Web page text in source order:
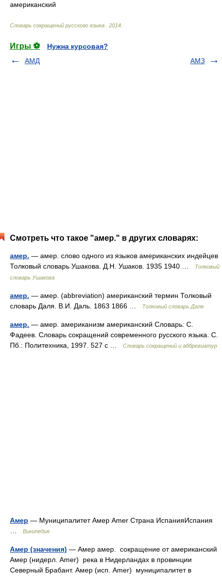
американский
Словарь сокращений русского языка 2014
Игры ⚽
Нужна курсовая?
АМД
АМЗ
Смотреть что такое "амер." в других словарях:
амер. — амер. слово одного из языков американских индейцев
Толковый словарь Ушакова. Д.Н. Ушаков. 1935 1940 …
Толковый
словарь Ушакова
амер. — амер. (abbreviation) американский термин Толковый
словарь Даля. В.И. Даль. 1863 1866 …
Толковый словарь Даля
амер. — амер. американизм американский Словарь: С.
Фадеев. Словарь сокращений современного русского языка. С.
Пб.: Политехника, 1997. 527 с …
Словарь сокращений и аббревиатур
Амер — Муниципалитет Амер Amer Страна ИспанияИспания
Википедия
Амер (значения) — Амер амер. сокращение от американский
Амер (нидерл. Amer) река в Нидерландах в провинции
Северный Брабант. Амер (исп. Amer) муниципалитет в